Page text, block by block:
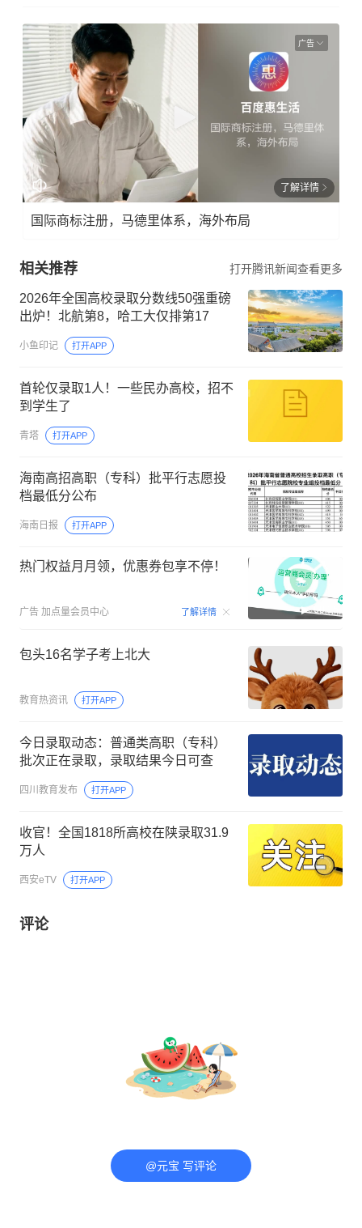
广告
了解详情
国际商标注册，马德里体系，海外布局
相关推荐 打开腾讯新闻查看更多
2026年全国高校录取分数线50强重磅
出炉！北航第8，哈工大仅排第17
小鱼印记 打开APP
首轮仅录取1人！一些民办高校，招不
到学生了
青塔 打开APP
海南高招高职（专科）批平行志愿投
档最低分公布
海南日报 打开APP
热门权益月月领，优惠券包享不停！
广告 加点量会员中心 了解详情 00:15
包头16名学子考上北大
教育热资讯 打开APP
今日录取动态：普通类高职（专科）
批次正在录取，录取结果今日可查
四川教育发布 打开APP
收官！全国1818所高校在陕录取31.9
万人
西安eTV 打开APP
评论
@元宝 写评论